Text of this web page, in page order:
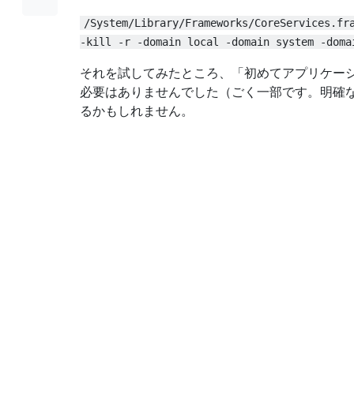
/System/Library/Frameworks/
-kill -r -domain local -domain system -
それを試してみたところ、「初めてアプリケ
必要はありませんでした（ごく一部です。明
るかもしれません。